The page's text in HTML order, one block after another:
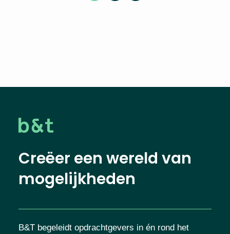
Creëer een wereld van
mogelijkheden
B&T begeleidt opdrachtgevers in én rond het